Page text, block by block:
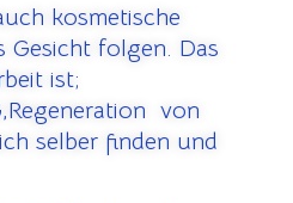
kosmetische
Gesicht folgen. Das
ist;
von
selber finden und